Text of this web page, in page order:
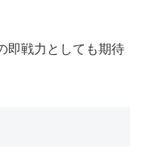
即戦力としても期待